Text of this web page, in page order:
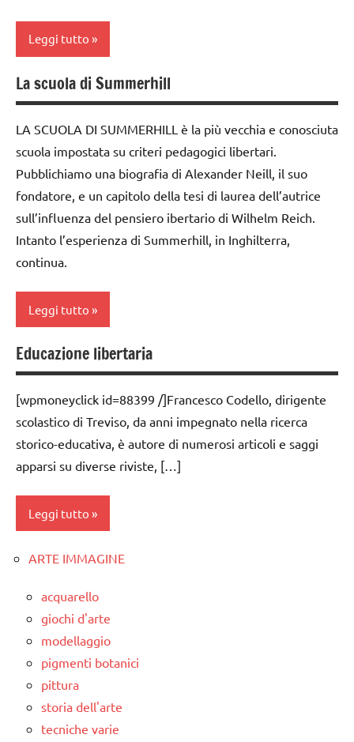
Leggi tutto
classi
1a-5a
educazione
libertaria
TUTTI GLI
ARGOMENTI
La scuola di Summerhill
LA SCUOLA DI SUMMERHILL è la più vecchia e conosciuta
scuola impostata su criteri pedagogici libertari.
Pubblichiamo una biografia di Alexander Neill, il suo
fondatore, e un capitolo della tesi di laurea dell’autrice
sull’influenza del pensiero ibertario di Wilhelm Reich.
Intanto l’esperienza di Summerhill, in Inghilterra,
continua.
Leggi tutto
classi
1a-5a
educazione
libertaria
PER ETA'
TUTTI GLI
Educazione libertaria
[wpmoneyclick id=88399 /]Francesco Codello, dirigente
scolastico di Treviso, da anni impegnato nella ricerca
storico-educativa, è autore di numerosi articoli e saggi
apparsi su diverse riviste, […]
Leggi tutto
classi
libertaria
PEDAGOGIE
TUTTI GLI
ARGOMENTI
PER ETA'
ARTE IMMAGINE
acquarello
giochi d'arte
modellaggio
pigmenti botanici
pittura
storia dell'arte
tecniche varie